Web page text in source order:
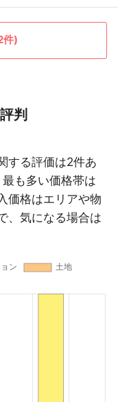
件)
判
する評価は2件あ
も多い価格帯は
価格はエリアや物
、気になる場合は